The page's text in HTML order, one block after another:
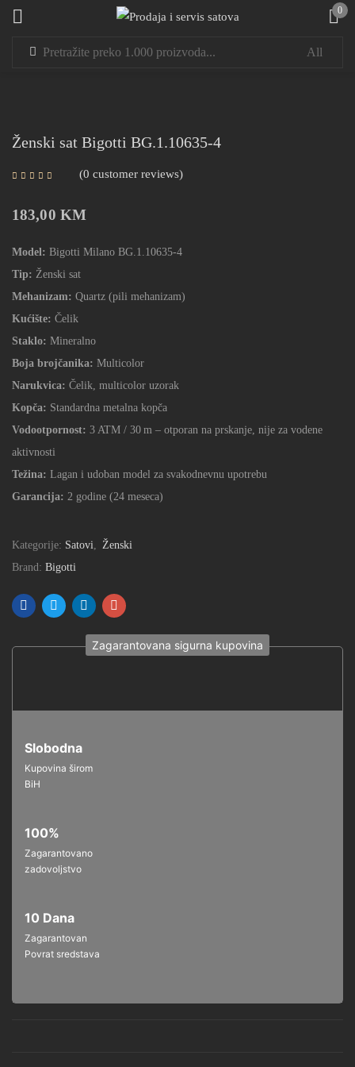
0
Ženski sat Bigotti BG.1.10635-4
0 customer reviews
183,00 KM
Model: Bigotti Milano BG.1.10635‑4
Tip: Ženski sat
Mehanizam: Quartz (pili mehanizam)
Kućište: Čelik
Staklo: Mineralno
Boja brojčanika: Multicolor
Narukvica: Čelik, multicolor uzorak
Kopča: Standardna metalna kopča
Vodootpornost: 3 ATM / 30 m – otporan na prskanje, nije za vodene
aktivnosti
Težina: Lagan i udoban model za svakodnevnu upotrebu
Garancija: 2 godine (24 meseca)
Kategorije: Satovi, Ženski
Brand: Bigotti
Zagarantovana sigurna kupovina
Slobodna
Kupovina širom
BiH
100%
Zagarantovano
zadovoljstvo
10 Dana
Zagarantovan
Povrat sredstava
Sign in
CREATE AN ACCOUNT